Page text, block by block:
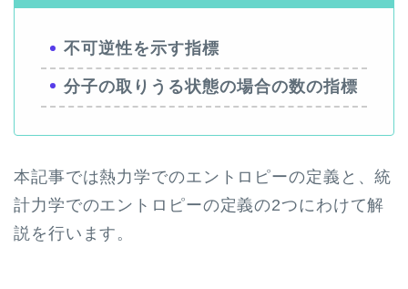
不可逆性を示す指標
分子の取りうる状態の場合の数の指標
本記事では熱力学でのエントロピーの定義と、統
計力学でのエントロピーの定義の2つにわけて解
説を行います。